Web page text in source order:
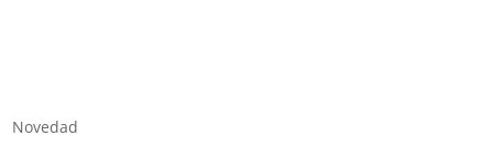
Novedad